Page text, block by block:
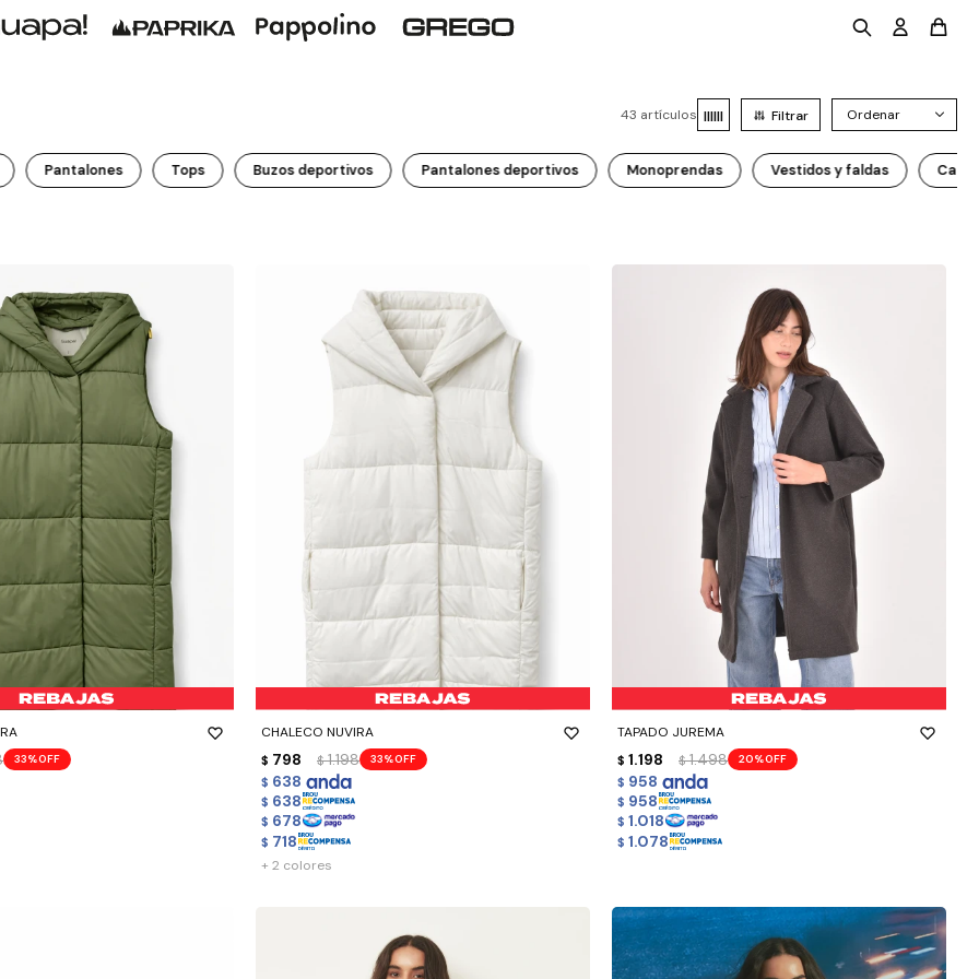
43 artículos
Pantalones Tops Buzos deportivos Pantalones deportivos Monoprendas Vestidos y faldas
33
CHALECO NUVIRA
$ 798 $ 1.198 33
$ 638
$ 638
$ 678
$ 718
- +
+ 2 colores
TAPADO JUREMA
$ 1.198 $ 1.498 20
$ 958
$ 958
$ 1.018
$ 1.078
- +